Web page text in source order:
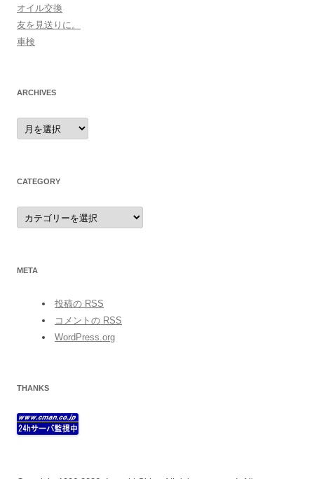
オイル交換
友を見送りに。
車検
ARCHIVES
archives
CATEGORY
category
META
投稿の RSS
コメントの RSS
WordPress.org
THANKS